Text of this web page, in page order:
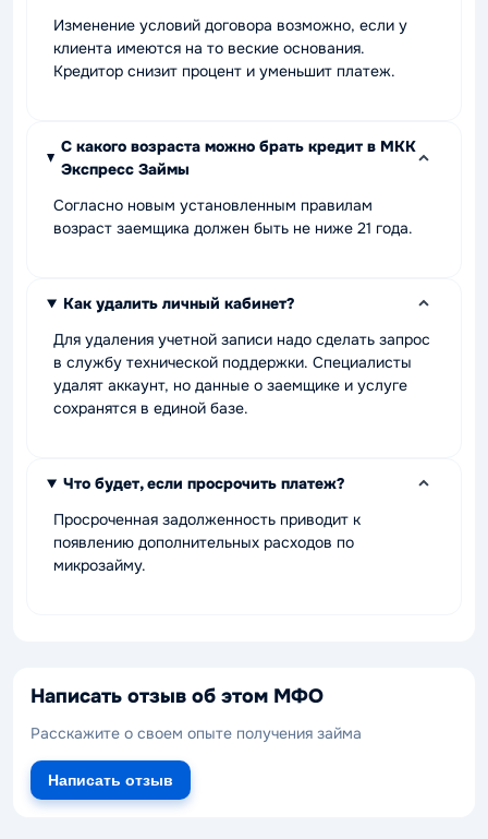
Изменение условий договора возможно, если у
клиента имеются на то веские основания.
Кредитор снизит процент и уменьшит платеж.
С какого возраста можно брать кредит в МКК
Экспресс Займы
Согласно новым установленным правилам
возраст заемщика должен быть не ниже 21 года.
Как удалить личный кабинет?
Для удаления учетной записи надо сделать запрос
в службу технической поддержки. Специалисты
удалят аккаунт, но данные о заемщике и услуге
сохранятся в единой базе.
Что будет, если просрочить платеж?
Просроченная задолженность приводит к
появлению дополнительных расходов по
микрозайму.
Написать отзыв об этом МФО
Расскажите о своем опыте получения займа
Написать отзыв